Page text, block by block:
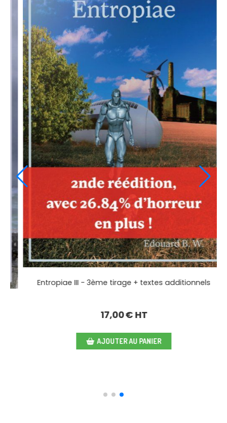
En rupture de stock